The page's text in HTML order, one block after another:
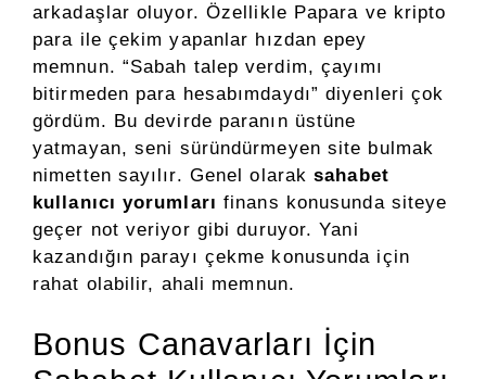
arkadaşlar oluyor. Özellikle Papara ve kripto
para ile çekim yapanlar hızdan epey
memnun. “Sabah talep verdim, çayımı
bitirmeden para hesabımdaydı” diyenleri çok
gördüm. Bu devirde paranın üstüne
yatmayan, seni süründürmeyen site bulmak
nimetten sayılır. Genel olaraksahabet
kullanıcı yorumları finans konusunda siteye
geçer not veriyor gibi duruyor. Yani
kazandığın parayı çekme konusunda için
rahat olabilir, ahali memnun.
Bonus Canavarları İçin